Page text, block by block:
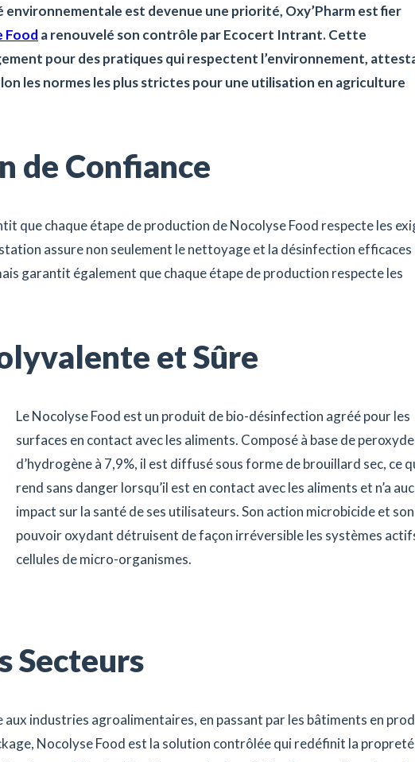
environnementale est devenue une priorité, Oxy’Pharm est fier
Food a renouvelé son contrôle par Ecocert Intrant. Cette
pour des pratiques qui respectent l’environnement,
les normes les plus strictes pour une utilisation en agriculture
de Confiance
que chaque étape de production de Nocolyse Food respecte les
assure non seulement le nettoyage et la désinfection efficaces
garantit également que chaque étape de production respecte les
et Sûre
Le Nocolyse Food est un produit de bio-désinfection agréé pour les
surfaces en contact avec les aliments. Composé à base de peroxyde
d’hydrogène à 7,9%, il est diffusé sous forme de brouillard sec, ce
rend sans danger lorsqu’il est en contact avec les aliments et n’a
impact sur la santé de ses utilisateurs. Son action microbicide et son
pouvoir oxydant détruisent de façon irréversible les systèmes
cellules de micro-organismes.
Secteurs
industries agroalimentaires, en passant par les bâtiments en
Nocolyse Food est la solution contrôlée qui redéfinit la